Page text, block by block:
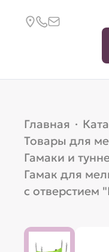
Главная ·
Товары для
Гамаки и
Гамак для
с отверстием